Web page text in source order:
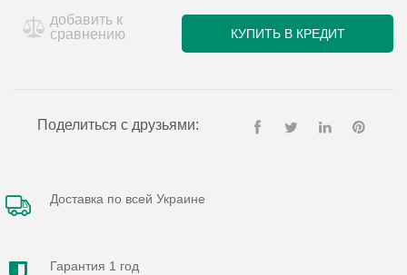
добавить к
сравнению
КУПИТЬ В КРЕДИТ
Поделиться с друзьями:
Доставка по всей Украине
Гарантия 1 год